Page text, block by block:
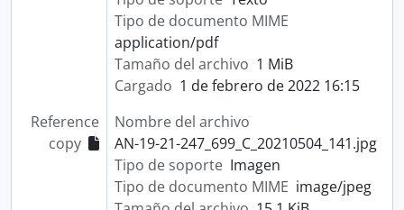
Tipo de documento MIME
application/pdf
Tamaño del archivo 1 MiB
Cargado 1 de febrero de 2022 16:15
Reference
copy
Nombre del archivo
AN-19-21-247_699_C_20210504_141.jpg
Tipo de soporte Imagen
Tipo de documento MIME image/jpeg